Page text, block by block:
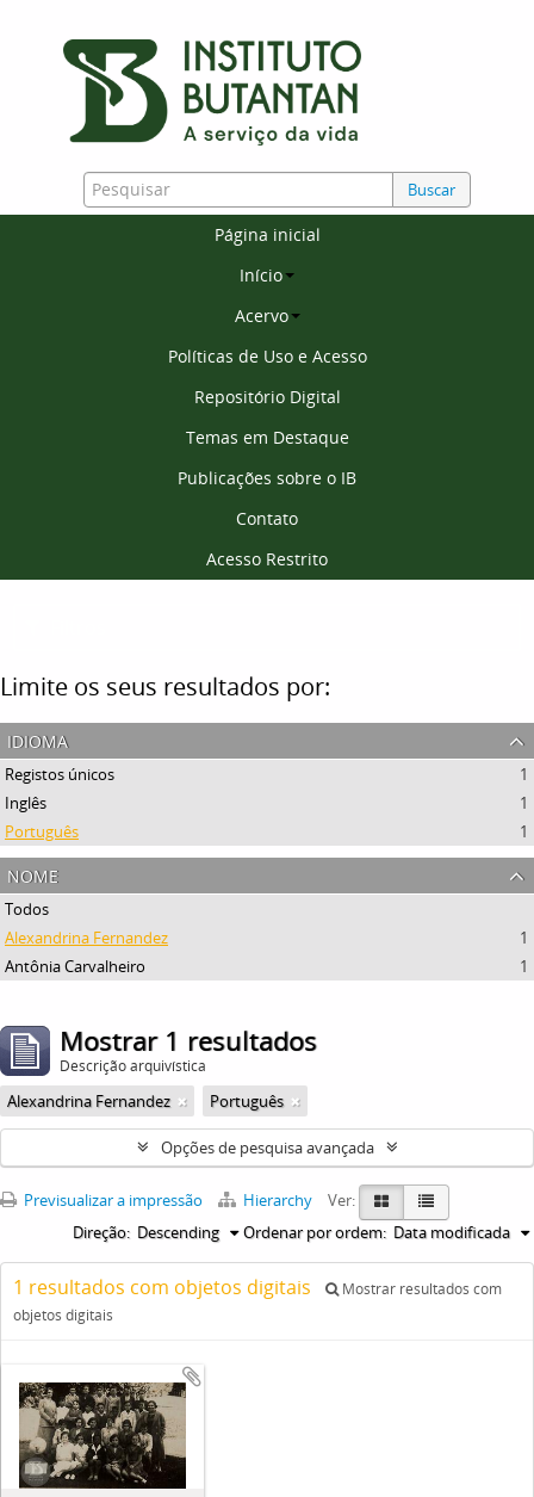
Buscar
Página inicial
Início
Acervo
Políticas de Uso e Acesso
Repositório Digital
Temas em Destaque
Publicações sobre o IB
Contato
Acesso Restrito
Limite os seus resultados por:
idioma
Registos únicos
1
Inglês
1
Português
1
nome
Todos
Alexandrina Fernandez
1
Antônia Carvalheiro
1
Mostrar 1 resultados
Descrição arquivística
Alexandrina Fernandez Português
Opções de pesquisa avançada
Previsualizar a impressão Hierarchy
Ver:
Ordenar por ordem: Data modificada
Direção: Descending
1 resultados com objetos digitais
Mostrar resultados com
objetos digitais